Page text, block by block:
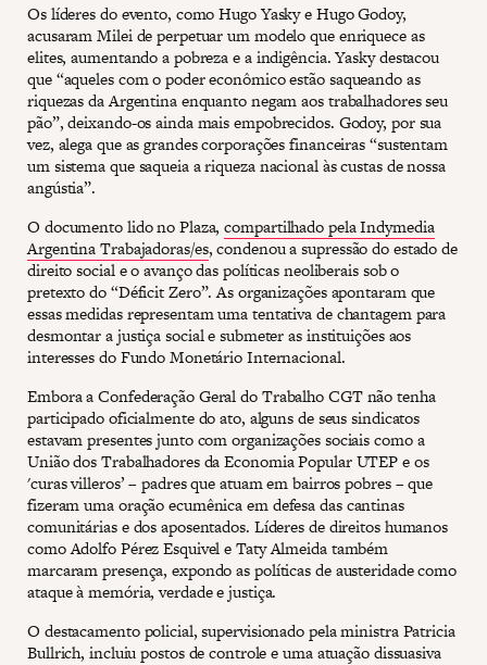
Os líderes do evento, como Hugo Yasky e Hugo Godoy,
acusaram Milei de perpetuar um modelo que enriquece as
elites, aumentando a pobreza e a indigência. Yasky destacou
que “aqueles com o poder econômico estão saqueando as
riquezas da Argentina enquanto negam aos trabalhadores seu
pão”, deixando-os ainda mais empobrecidos. Godoy, por sua
vez, alega que as grandes corporações financeiras “sustentam
um sistema que saqueia a riqueza nacional às custas de nossa
angústia”.
O documento lido no Plaza,compartilhado pela Indymedia
Argentina Trabajadoras/es, condenou a supressão do estado de
direito social e o avanço das políticas neoliberais sob o
pretexto do “Déficit Zero”. As organizações apontaram que
essas medidas representam uma tentativa de chantagem para
desmontar a justiça social e submeter as instituições aos
interesses do Fundo Monetário Internacional.
Embora a Confederação Geral do Trabalho CGT não tenha
participado oficialmente do ato, alguns de seus sindicatos
estavam presentes junto com organizações sociais como a
União dos Trabalhadores da Economia Popular UTEP e os
'curas villeros’ – padres que atuam em bairros pobres – que
fizeram uma oração ecumênica em defesa das cantinas
comunitárias e dos aposentados. Líderes de direitos humanos
como Adolfo Pérez Esquivel e Taty Almeida também
marcaram presença, expondo as políticas de austeridade como
ataque à memória, verdade e justiça.
O destacamento policial, supervisionado pela ministra Patricia
Bullrich, incluiu postos de controle e uma atuação dissuasiva